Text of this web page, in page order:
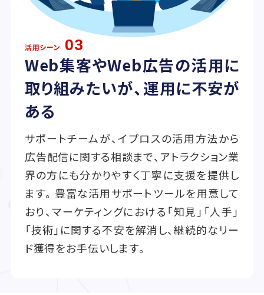
活用シーン 03
Web集客やWeb広告の活用に
取り組みたいが、運用に不安が
ある
サポートチームが、イプロスの活用方法から
広告配信に関する相談まで、アトラクション業
界の方にも分かりやすく丁寧に支援を提供し
ます。豊富な活用サポートツールを用意して
おり、マーケティングにおける「知見」「人手」
「技術」に関する不安を解消し、継続的なリー
ド獲得をお手伝いします。